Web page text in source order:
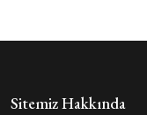
Sitemiz Hakkında